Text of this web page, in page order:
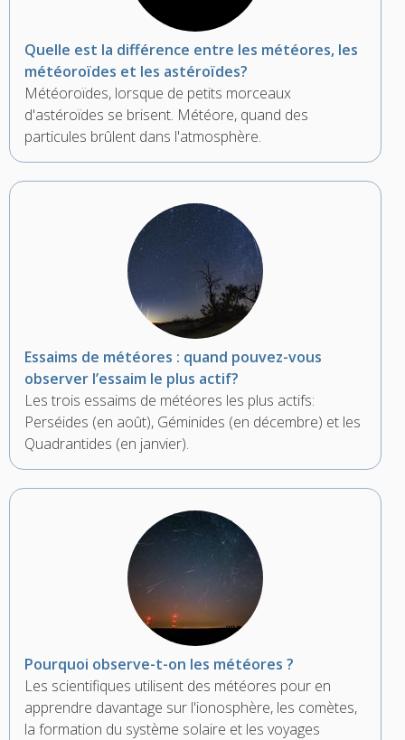
Quelle est la différence entre les météores, les
météoroïdes et les astéroïdes?
Météoroïdes, lorsque de petits morceaux
d'astéroïdes se brisent. Météore, quand des
particules brûlent dans l'atmosphère.
Essaims de météores : quand pouvez-vous
observer l’essaim le plus actif?
Les trois essaims de météores les plus actifs:
Perséides (en août), Géminides (en décembre) et les
Quadrantides (en janvier).
Pourquoi observe-t-on les météores ?
Les scientifiques utilisent des météores pour en
apprendre davantage sur l'ionosphère, les comètes,
la formation du système solaire et les voyages